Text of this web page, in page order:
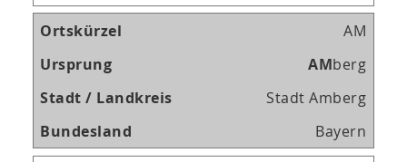
AM
AMberg
Stadt Amberg
Bayern